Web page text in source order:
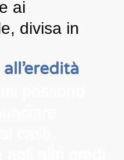
ai
divisa in